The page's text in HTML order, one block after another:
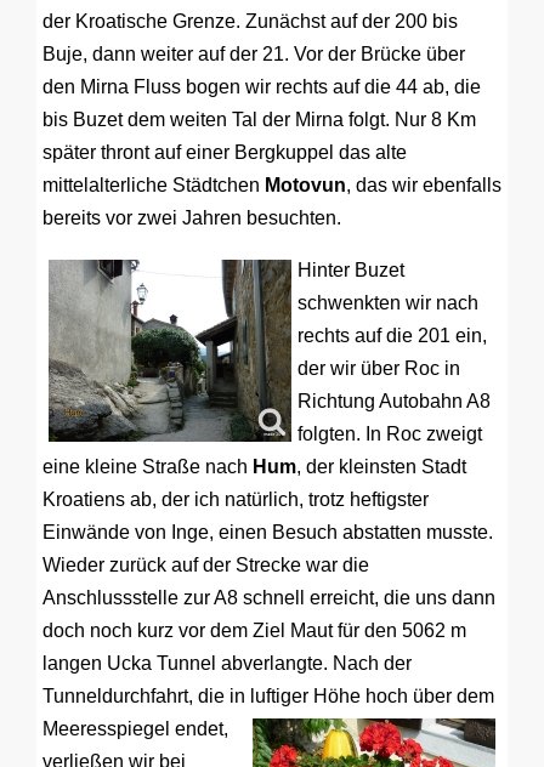
der Kroatische Grenze. Zunächst auf der 200 bis
Buje, dann weiter auf der 21. Vor der Brücke über
den Mirna Fluss bogen wir rechts auf die 44 ab, die
bis Buzet dem weiten Tal der Mirna folgt. Nur 8 Km
später thront auf einer Bergkuppel das alte
mittelalterliche Städtchen Motovun, das wir ebenfalls
bereits vor zwei Jahren besuchten.
Hinter Buzet
schwenkten wir nach
rechts auf die 201 ein,
der wir über Roc in
Richtung Autobahn A8
folgten. In Roc zweigt
eine kleine Straße nach Hum, der kleinsten Stadt
Kroatiens ab, der ich natürlich, trotz heftigster
Einwände von Inge, einen Besuch abstatten musste.
Wieder zurück auf der Strecke war die
Anschlussstelle zur A8 schnell erreicht, die uns dann
doch noch kurz vor dem Ziel Maut für den 5062 m
langen Ucka Tunnel abverlangte. Nach der
Tunneldurchfahrt, die in luftiger Höhe hoch über dem
Meeresspiegel endet,
verließen wir bei